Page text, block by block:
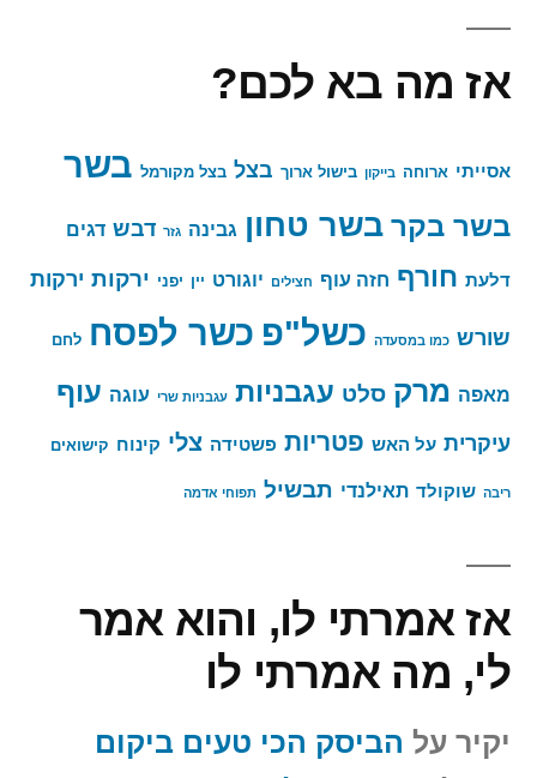
לנו
אז מה בא לכם?
אסייתי ארוחה בייקון בישול ארוך בצל בצל מקורמל בשר
בשר בקר בשר טחון גבינה גזר דבש דגים
דלעת חורף חזה עוף חצילים יוגורט יין יפני ירקות ירקות
שורש כמו במסעדה כשל"פ כשר לפסח לחם
מאפה מרק סלט עגבניות עגבניות שרי עוגה עוף
עיקרית על האש פטריות פשטידה צלי קינוח קישואים
ריבה שוקולד תאילנדי תבשיל תפוחי אדמה
אז אמרתי לו, והוא אמר
לי, מה אמרתי לו
יקיר על הביסק הכי טעים ביקום